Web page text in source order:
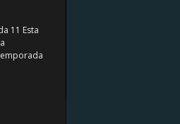
11 Esta